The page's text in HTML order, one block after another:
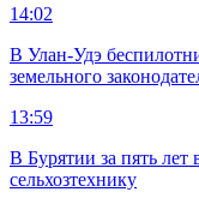
14:02
В Улан-Удэ
земельного
13:59
В Бурятии за пять
сельхозтехнику